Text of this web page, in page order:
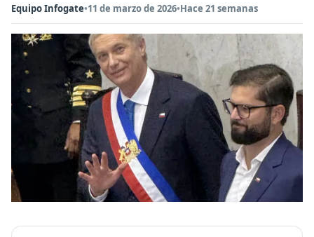
Equipo Infogate•11 de marzo de 2026•Hace 21 semanas